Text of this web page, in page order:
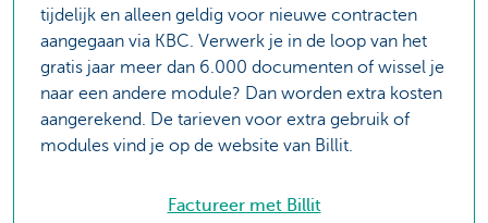
tijdelijk en alleen geldig voor nieuwe contracten
aangegaan via KBC. Verwerk je in de loop van het
gratis jaar meer dan 6.000 documenten of wissel je
naar een andere module? Dan worden extra kosten
aangerekend. De tarieven voor extra gebruik of
modules vind je op de website van Billit.
Factureer met Billit